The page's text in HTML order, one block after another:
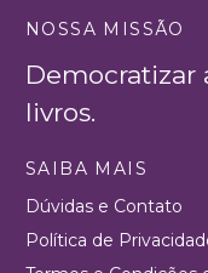
NOSSA MISSÃO
Democratizar
livros.
SAIBA MAIS
Dúvidas e Contato
Política de